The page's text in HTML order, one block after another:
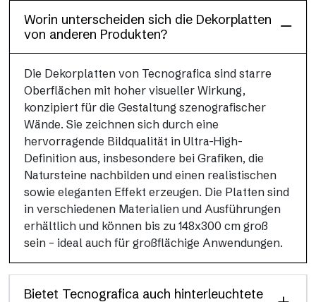
Worin unterscheiden sich die Dekorplatten
von anderen Produkten?
Die Dekorplatten von Tecnografica sind starre
Oberflächen mit hoher visueller Wirkung,
konzipiert für die Gestaltung szenografischer
Wände. Sie zeichnen sich durch eine
hervorragende Bildqualität in Ultra-High-
Definition aus, insbesondere bei Grafiken, die
Natursteine nachbilden und einen realistischen
sowie eleganten Effekt erzeugen. Die Platten sind
in verschiedenen Materialien und Ausführungen
erhältlich und können bis zu 148x300 cm groß
sein – ideal auch für großflächige Anwendungen.
Bietet Tecnografica auch hinterleuchtete